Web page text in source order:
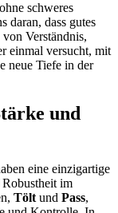
schweres
daran, dass gutes
Verständnis,
einmal versucht, mit
neue Tiefe in der
und
eine einzigartige
im
Tölt und Pass,